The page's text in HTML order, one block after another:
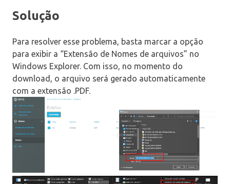
Solução
Para resolver esse problema, basta marcar a opção
para exibir a “Extensão de Nomes de arquivos” no
Windows Explorer. Com isso, no momento do
download, o arquivo será gerado automaticamente
com a extensão .PDF.